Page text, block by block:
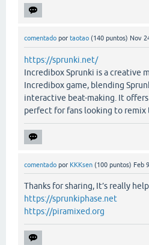
comentado por taotao (140 puntos) Nov
https://sprunki.net/
Incredibox Sprunki is a creative
Incredibox game, blending
interactive beat-making. It offers
perfect for fans looking to remix
comentado por KKKsen (100 puntos) Feb
Thanks for sharing, It’s really
https://sprunkiphase.net
https://piramixed.org